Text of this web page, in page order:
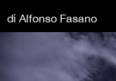
di Alfonso Fasano